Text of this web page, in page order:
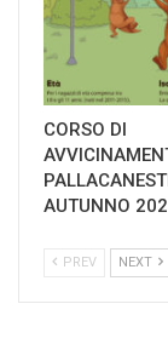
CORSO DI
AUTUNNO
PREV NEXT